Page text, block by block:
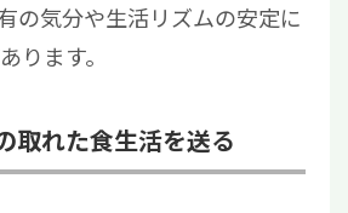
の気分や生活リズムの安定に
ります。
取れた食生活を送る